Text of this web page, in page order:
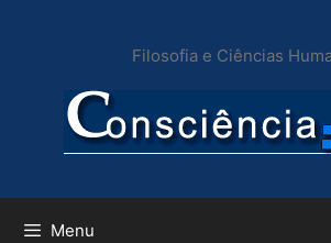
conteúdo
Filosofia e Ciências
Menu